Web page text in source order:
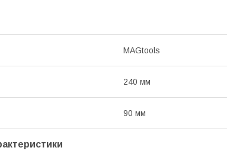
MAGtools
240 мм
90 мм